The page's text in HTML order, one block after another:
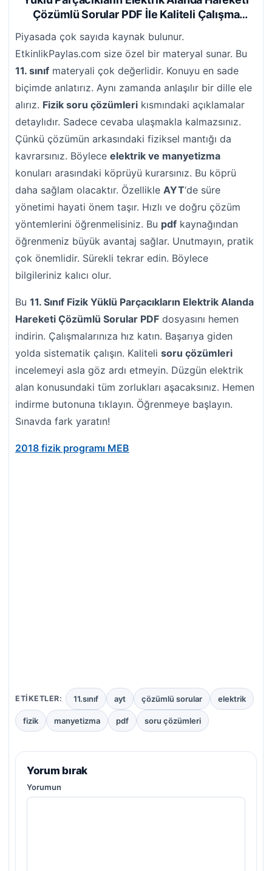
Çözümlü Sorular PDF İle Kaliteli Çalışma
Piyasada çok sayıda kaynak bulunur.
EtkinlikPaylas.com size özel bir materyal sunar. Bu
11. sınıf materyali çok değerlidir. Konuyu en sade
biçimde anlatırız. Aynı zamanda anlaşılır bir dille ele
alırız. Fizik soru çözümleri kısmındaki açıklamalar
detaylıdır. Sadece cevaba ulaşmakla kalmazsınız.
Çünkü çözümün arkasındaki fiziksel mantığı da
kavrarsınız. Böylece elektrik ve manyetizma
konuları arasındaki köprüyü kurarsınız. Bu köprü
daha sağlam olacaktır. Özellikle AYT‘de süre
yönetimi hayati önem taşır. Hızlı ve doğru çözüm
yöntemlerini öğrenmelisiniz. Bu pdf kaynağından
öğrenmeniz büyük avantaj sağlar. Unutmayın, pratik
çok önemlidir. Sürekli tekrar edin. Böylece
bilgileriniz kalıcı olur.
Bu 11. Sınıf Fizik Yüklü Parçacıkların Elektrik Alanda
Hareketi Çözümlü Sorular PDF dosyasını hemen
indirin. Çalışmalarınıza hız katın. Başarıya giden
yolda sistematik çalışın. Kaliteli soru çözümleri
incelemeyi asla göz ardı etmeyin. Düzgün elektrik
alan konusundaki tüm zorlukları aşacaksınız. Hemen
indirme butonuna tıklayın. Öğrenmeye başlayın.
Sınavda fark yaratın!
2018 fizik programı MEB
ETIKETLER: 11.sınıf ayt çözümlü sorular elektrik
fizik manyetizma pdf soru çözümleri
Yorum bırak
Yorumun